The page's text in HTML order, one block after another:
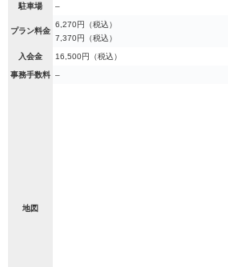
駐車場 –
プラン料金
6,270円（税込）
7,370円（税込）
入会金 16,500円（税込）
事務手数料 –
地図